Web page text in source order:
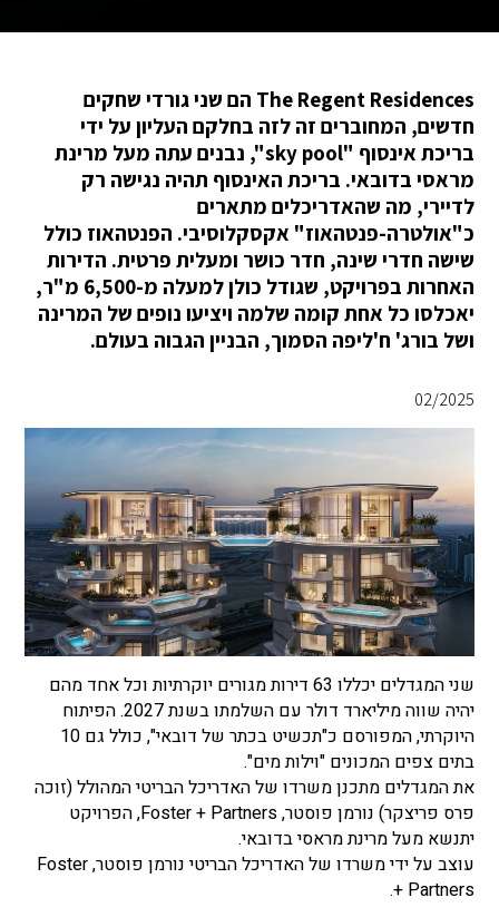
The Regent Residences הם שני גורדי שחקים
חדשים, המחוברים זה לזה בחלקם העליון על ידי
בריכת אינסוף "sky pool", נבנים עתה מעל מרינת
מראסי בדובאי. בריכת האינסוף תהיה נגישה רק
לדיירי, מה שהאדריכלים מתארים
כ"אולטרה-פנטהאוז" אקסקלוסיבי. הפנטהאוז כולל
שישה חדרי שינה, חדר כושר ומעלית פרטית. הדירות
האחרות בפרויקט, שגודל כולן למעלה מ-6,500 מ"ר,
יאכלסו כל אחת קומה שלמה ויציעו נופים של המרינה
ושל בורג' ח'ליפה הסמוך, הבניין הגבוה בעולם.
02/2025
שני המגדלים יכללו 63 דירות מגורים יוקרתיות וכל אחד מהם
יהיה שווה מיליארד דולר עם השלמתו בשנת 2027. הפיתוח
היוקרתי, המפורסם כ"תכשיט בכתר של דובאי", כולל גם 10
בתים צפים המכונים "וילות מים".
את המגדלים מתכנן משרדו של האדריכל הבריטי המהולל (זוכה
פרס פריצקר) נורמן פוסטר, Foster + Partners, הפרויקט
יתנשא מעל מרינת מראסי בדובאי.
עוצב על ידי משרדו של האדריכל הבריטי נורמן פוסטר, Foster
+ Partners.